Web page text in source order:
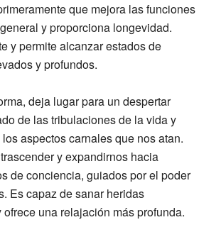
que mejora las funciones
y proporciona longevidad.
y permite alcanzar estados de
y profundos.
deja lugar para un despertar
de las tribulaciones de la vida y
aspectos carnales que nos atan.
y expandirnos hacia
de conciencia, guiados por el poder
. Es capaz de sanar heridas
una relajación más profunda.